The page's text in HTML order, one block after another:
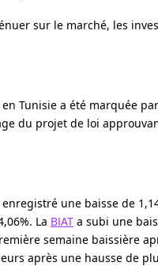
sur le marché, les
en Tunisie a été marquée par
du projet de loi
enregistré une baisse de
La BIAT a subi une
semaine baissière
après une hausse de